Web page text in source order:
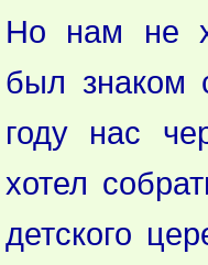
Но нам не
был знаком
году нас
хотел
детского